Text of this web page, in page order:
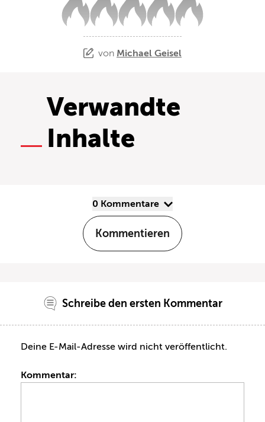
von Michael Geisel
Verwandte
Inhalte
0 Kommentare
Kommentieren
Schreibe den ersten Kommentar
Deine E-Mail-Adresse wird nicht veröffentlicht.
Kommentar: